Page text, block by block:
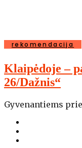
rekomendacija
Klaipėdoje –
26/Dažnis“
Gyvenantiems